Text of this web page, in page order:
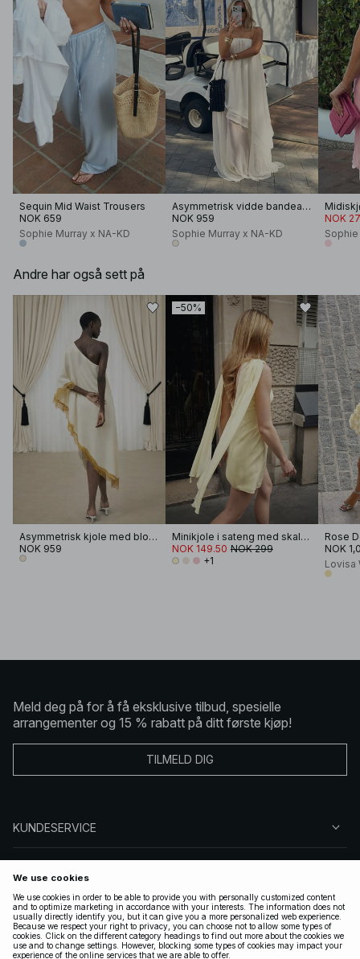
Sequin Mid Waist Trousers
NOK 659
Sophie Murray x NA-KD
Asymmetrisk vidde bandeau-kjole
NOK 959
Sophie Murray x NA-KD
NOK
Sophie
Andre har også sett på
Asymmetrisk kjole med blondekant
NOK 959
−50%
Minikjole i sateng med skaldetaljer
NOK 149.50 NOK 299
+1
Rose
NOK
Lovisa
Meld deg på for å få eksklusive tilbud, spesielle
arrangementer og 15 % rabatt på ditt første kjøp!
TILMELD DIG
KUNDESERVICE
FØLG OSS
LOVLIG